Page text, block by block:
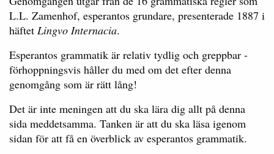
L.L. Zamenhof, esperantos grundare, presenterade 1887 i
häftet Lingvo Internacia.
Esperantos grammatik är relativ tydlig och greppbar -
förhoppningsvis håller du med om det efter denna
genomgång som är rätt lång!
Det är inte meningen att du ska lära dig allt på denna
sida meddetsamma. Tanken är att du ska läsa igenom
sidan för att få en överblick av esperantos grammatik.